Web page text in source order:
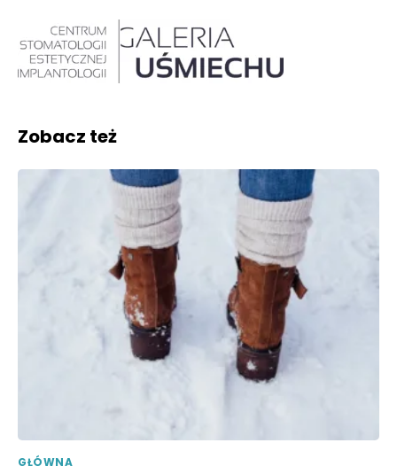
Zobacz też
GŁÓWNA